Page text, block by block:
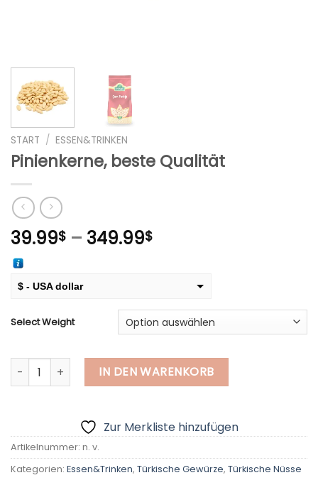
START / ESSEN&TRINKEN
Pinienkerne, beste Qualität
39.99$ – 349.99$Preisspanne:
349.99$
$ - USA dollar
Select Weight
Pinienkerne, beste Qualität Menge
IN DEN WARENKORB
Zur Merkliste hinzufügen
Artikelnummer: n. v.
Kategorien: Essen&Trinken, Türkische Gewürze, Türkische Nüsse